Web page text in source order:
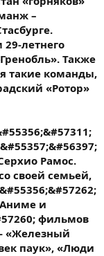
–
летнего
Также
такие команды,
«Ротор»
Рамос.
своей семьей,
Аниме и
фильмов
«Железный
паук», «Люди